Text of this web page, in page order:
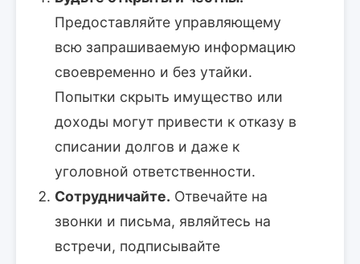
Предоставляйте управляющему
всю запрашиваемую информацию
своевременно и без утайки.
Попытки скрыть имущество или
доходы могут привести к отказу в
списании долгов и даже к
уголовной ответственности.
Сотрудничайте. Отвечайте на
звонки и письма, являйтесь на
встречи, подписывайте